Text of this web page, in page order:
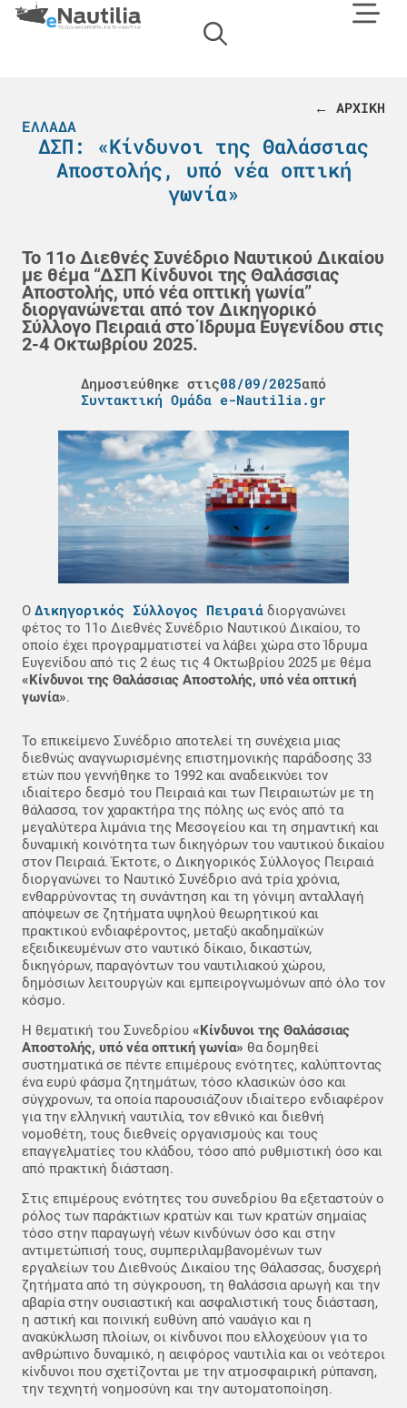
← ΑΡΧΙΚΗ
ΕΛΛΆΔΑ
ΔΣΠ: «Κίνδυνοι της Θαλάσσιας
Αποστολής, υπό νέα οπτική
γωνία»
Το 11ο Διεθνές Συνέδριο Ναυτικού Δικαίου
με θέμα “ΔΣΠ Κίνδυνοι της Θαλάσσιας
Αποστολής, υπό νέα οπτική γωνία”
διοργανώνεται από τον Δικηγορικό
Σύλλογο Πειραιά στο Ίδρυμα Ευγενίδου στις
2-4 Οκτωβρίου 2025.
Δημοσιεύθηκε στις08/09/2025από
Συντακτική Ομάδα e-Nautilia.gr
Ο Δικηγορικός Σύλλογος Πειραιά διοργανώνει
φέτος το 11ο Διεθνές Συνέδριο Ναυτικού Δικαίου, το
οποίο έχει προγραμματιστεί να λάβει χώρα στο Ίδρυμα
Ευγενίδου από τις 2 έως τις 4 Οκτωβρίου 2025 με θέμα
«Κίνδυνοι της Θαλάσσιας Αποστολής, υπό νέα οπτική
γωνία».
Το επικείμενο Συνέδριο αποτελεί τη συνέχεια μιας
διεθνώς αναγνωρισμένης επιστημονικής παράδοσης 33
ετών που γεννήθηκε το 1992 και αναδεικνύει τον
ιδιαίτερο δεσμό του Πειραιά και των Πειραιωτών με τη
θάλασσα, τον χαρακτήρα της πόλης ως ενός από τα
μεγαλύτερα λιμάνια της Μεσογείου και τη σημαντική και
δυναμική κοινότητα των δικηγόρων του ναυτικού δικαίου
στον Πειραιά. Έκτοτε, ο Δικηγορικός Σύλλογος Πειραιά
διοργανώνει το Ναυτικό Συνέδριο ανά τρία χρόνια,
ενθαρρύνοντας τη συνάντηση και τη γόνιμη ανταλλαγή
απόψεων σε ζητήματα υψηλού θεωρητικού και
πρακτικού ενδιαφέροντος, μεταξύ ακαδημαϊκών
εξειδικευμένων στο ναυτικό δίκαιο, δικαστών,
δικηγόρων, παραγόντων του ναυτιλιακού χώρου,
δημόσιων λειτουργών και εμπειρογνωμόνων από όλο τον
κόσμο.
Η θεματική του Συνεδρίου «Κίνδυνοι της Θαλάσσιας
Αποστολής, υπό νέα οπτική γωνία» θα δομηθεί
συστηματικά σε πέντε επιμέρους ενότητες, καλύπτοντας
ένα ευρύ φάσμα ζητημάτων, τόσο κλασικών όσο και
σύγχρονων, τα οποία παρουσιάζουν ιδιαίτερο ενδιαφέρον
για την ελληνική ναυτιλία, τον εθνικό και διεθνή
νομοθέτη, τους διεθνείς οργανισμούς και τους
επαγγελματίες του κλάδου, τόσο από ρυθμιστική όσο και
από πρακτική διάσταση.
Στις επιμέρους ενότητες του συνεδρίου θα εξεταστούν ο
ρόλος των παράκτιων κρατών και των κρατών σημαίας
τόσο στην παραγωγή νέων κινδύνων όσο και στην
αντιμετώπισή τους, συμπεριλαμβανομένων των
εργαλείων του Διεθνούς Δικαίου της Θάλασσας, δυσχερή
ζητήματα από τη σύγκρουση, τη θαλάσσια αρωγή και την
αβαρία στην ουσιαστική και ασφαλιστική τους διάσταση,
η αστική και ποινική ευθύνη από ναυάγιο και η
ανακύκλωση πλοίων, οι κίνδυνοι που ελλοχεύουν για το
ανθρώπινο δυναμικό, η αειφόρος ναυτιλία και οι νεότεροι
κίνδυνοι που σχετίζονται με την ατμοσφαιρική ρύπανση,
την τεχνητή νοημοσύνη και την αυτοματοποίηση.